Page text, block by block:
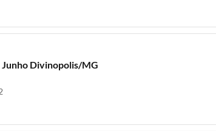
Junho Divinopolis/MG